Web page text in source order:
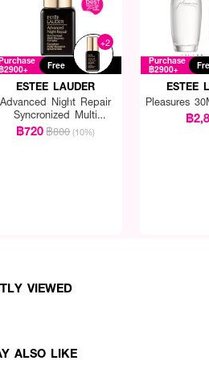
2900+ Free
+2
ESTEE LAUDER
Advanced Night Repair
Syncronized Multi
Recovery Complex
฿720฿800 (10%)
Purchase
฿2900+
ESTEE
Pleasures
฿
VIEWED
ALSO LIKE